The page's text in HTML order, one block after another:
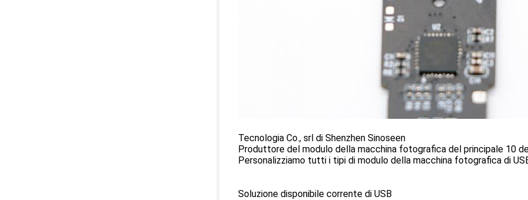
Tecnologia Co., srl di Shenzhen Sinoseen
Produttore del modulo della macchina fotografica del principale 10
Personalizziamo tutti i tipi di modulo della macchina fotografica di
Soluzione disponibile corrente di USB